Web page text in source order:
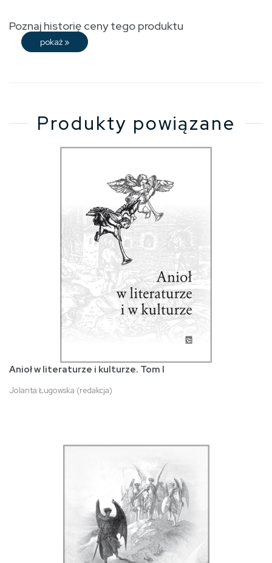
Poznaj historię ceny tego produktu
pokaż »
Produkty powiązane
Anioł w literaturze i kulturze. Tom I
Jolanta Ługowska (redakcja)